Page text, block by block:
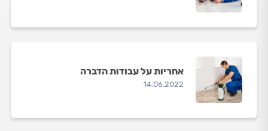
אחריות על עבודות הדברה
14.06.2022